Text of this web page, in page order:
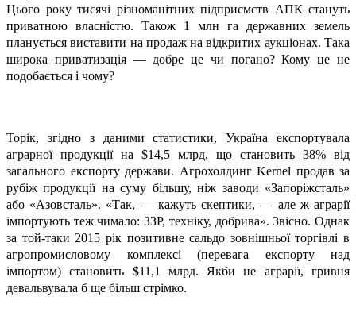
Цього року тисячі різноманітних підприємств АПК стануть
приватною власністю. Також 1 млн га державних земель
планується виставити на продаж на відкритих аукціонах. Така
широка приватизація — добре це чи погано? Кому це не
подобається і чому?
Торік, згідно з даними статистики, Україна експортувала
аграрної продукції на $14,5 млрд, що становить 38% від
загального експорту держави. Агрохолдинг Kernel продав за
рубіж продукції на суму більшу, ніж заводи «Запоріжсталь»
або «Азовсталь». «Так, — кажуть скептики, — але ж аграрії
імпортують теж чимало: ЗЗР, техніку, добрива». Звісно. Однак
за той-таки 2015 рік позитивне сальдо зовнішньої торгівлі в
агропромисловому комплексі (перевага експорту над
імпортом) становить $11,1 млрд. Якби не аграрії, гривня
девальвувала б ще більш стрімко.